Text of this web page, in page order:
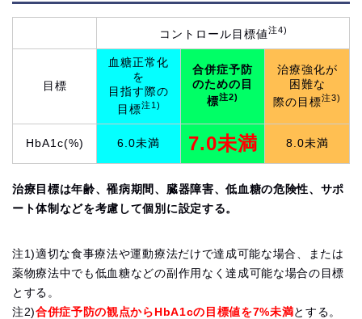
コントロール目標値注4)
目標
血糖正常化
を
目指す際の
目標注1)
合併症予防
のための目
標注2)
治療強化が
困難な
際の目標注3)
HbA1c(%) 6.0未満 7.0未満 8.0未満
治療目標は年齢、罹病期間、臓器障害、低血糖の危険性、サポ
ート体制などを考慮して個別に設定する。
注1)適切な食事療法や運動療法だけで達成可能な場合、または
薬物療法中でも低血糖などの副作用なく達成可能な場合の目標
とする。
注2)合併症予防の観点からHbA1cの目標値を7%未満とする。